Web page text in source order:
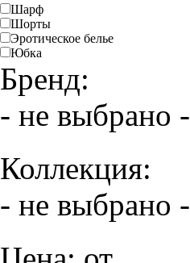
Шарф
Шорты
Эротическое белье
Юбка
Бренд:
- не выбрано -
Коллекция:
- не выбрано -